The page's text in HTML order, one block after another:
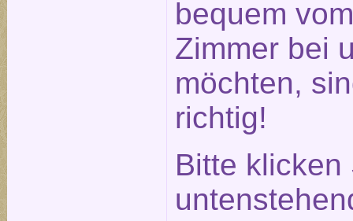
bequem
Zimmer bei
möchten,
richtig!
Bitte